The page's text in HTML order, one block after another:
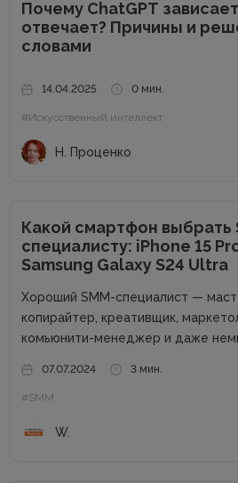
Почему ChatGPT
отвечает? Причины и
словами
14.04.2025 0 мин.
#Искусственный интеллект
Н. Проценко
Какой смартфон выбрать
специалисту: iPhone 15
Samsung Galaxy S24 Ultra
Хороший SMM-специалист —
копирайтер, креативщик,
комьюнити-менеджер и даже
необходимо постоянно учиться.
Нужен качественный и
07.07.2024 3 мин.
#SMM
W.